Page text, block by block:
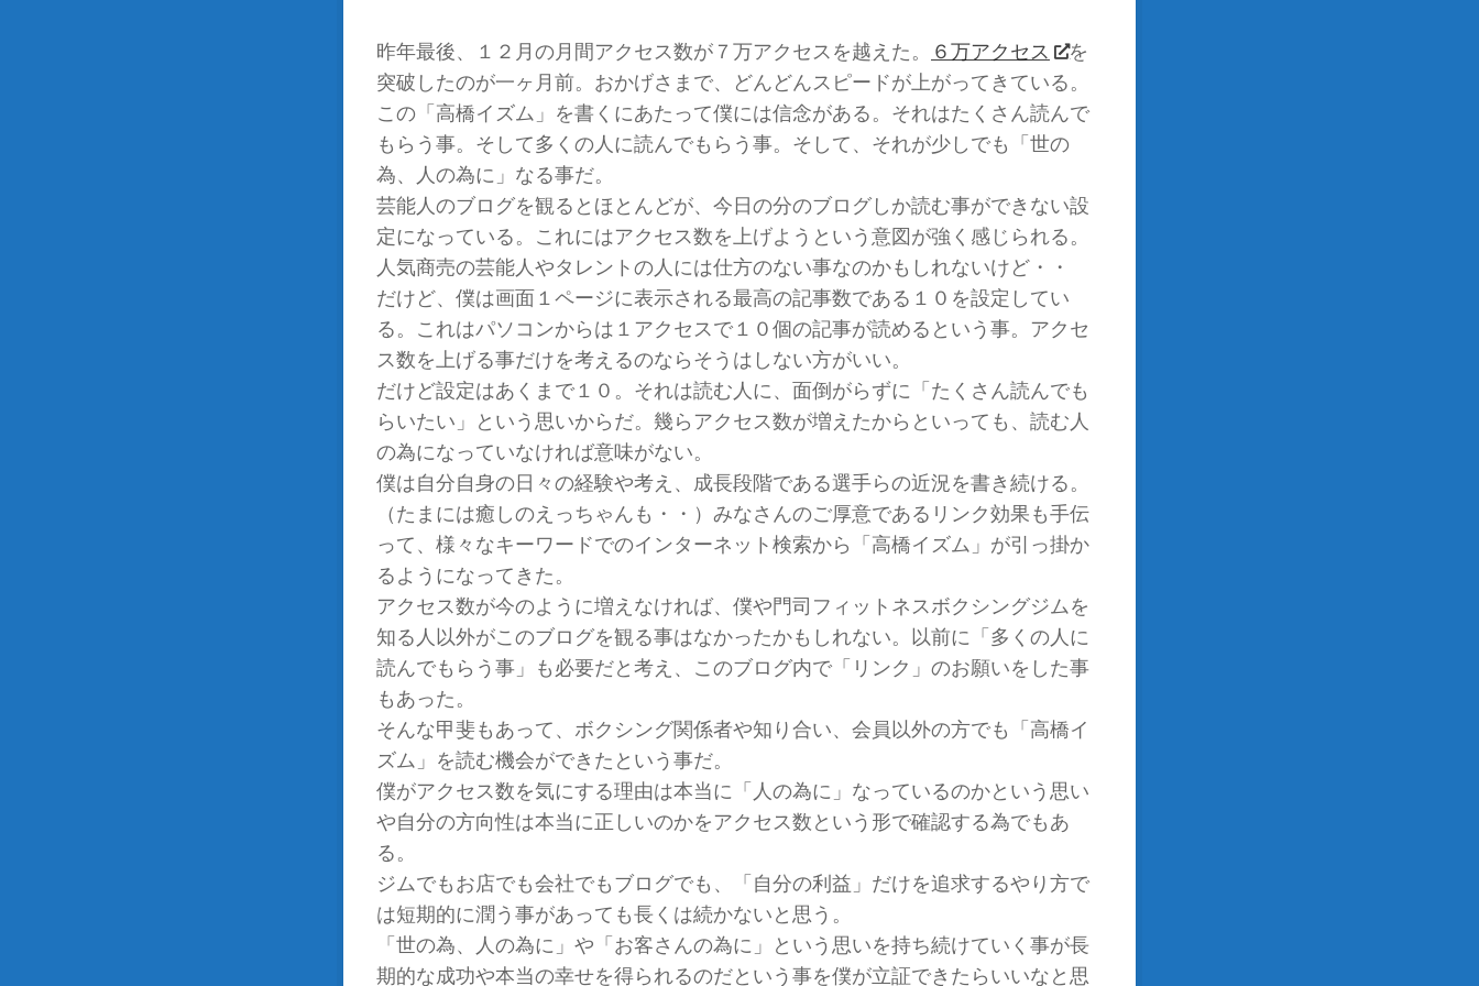
昨年最後、１２月の月間アクセス数が７万アクセスを越えた。 ６万アクセス
を
突破したのが一ヶ月前。おかげさまで、どんどんスピードが上がってきている。
この「高橋イズム」を書くにあたって僕には信念がある。それはたくさん読んで
もらう事。そして多くの人に読んでもらう事。そして、それが少しでも「世の
為、人の為に」なる事だ。
芸能人のブログを観るとほとんどが、今日の分のブログしか読む事ができない設
定になっている。これにはアクセス数を上げようという意図が強く感じられる。
人気商売の芸能人やタレントの人には仕方のない事なのかもしれないけど・・
だけど、僕は画面１ページに表示される最高の記事数である１０を設定してい
る。これはパソコンからは１アクセスで１０個の記事が読めるという事。アクセ
ス数を上げる事だけを考えるのならそうはしない方がいい。
だけど設定はあくまで１０。それは読む人に、面倒がらずに「たくさん読んでも
らいたい」という思いからだ。幾らアクセス数が増えたからといっても、読む人
の為になっていなければ意味がない。
僕は自分自身の日々の経験や考え、成長段階である選手らの近況を書き続ける。
（たまには癒しのえっちゃんも・・）みなさんのご厚意であるリンク効果も手伝
って、様々なキーワードでのインターネット検索から「高橋イズム」が引っ掛か
るようになってきた。
アクセス数が今のように増えなければ、僕や門司フィットネスボクシングジムを
知る人以外がこのブログを観る事はなかったかもしれない。以前に「多くの人に
読んでもらう事」も必要だと考え、このブログ内で「リンク」のお願いをした事
もあった。
そんな甲斐もあって、ボクシング関係者や知り合い、会員以外の方でも「高橋イ
ズム」を読む機会ができたという事だ。
僕がアクセス数を気にする理由は本当に「人の為に」なっているのかという思い
や自分の方向性は本当に正しいのかをアクセス数という形で確認する為でもあ
る。
ジムでもお店でも会社でもブログでも、「自分の利益」だけを追求するやり方で
は短期的に潤う事があっても長くは続かないと思う。
「世の為、人の為に」や「お客さんの為に」という思いを持ち続けていく事が長
期的な成功や本当の幸せを得られるのだという事を僕が立証できたらいいなと思